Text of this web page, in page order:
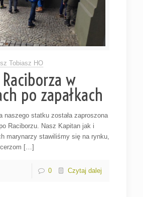
Tobiasz HO
w
po zapałkach
naszego statku została zaproszona
Raciborzu. Nasz Kapitan jak i
marynarzy stawiliśmy się na rynku,
[…]
0 Czytaj dalej